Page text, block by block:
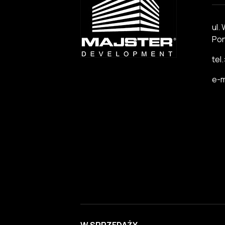
ul.
e-